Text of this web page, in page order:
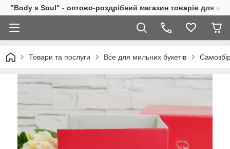
"Body s Soul" - оптово-роздрібний магазин товарів для
Товари та послуги Все для мильних букетів